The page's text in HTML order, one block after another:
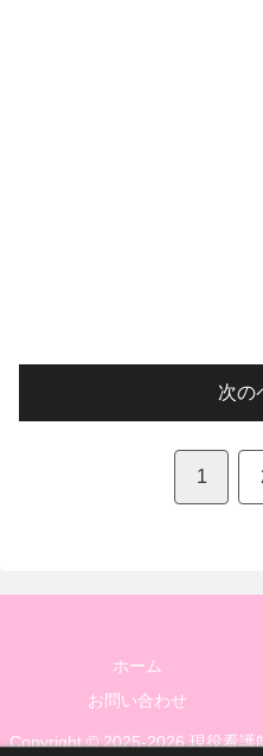
次の
1
ホーム
お問い合わせ
Copyright © 2025-2026 現役看護